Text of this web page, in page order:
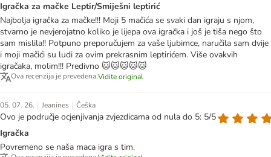
Igračka za mačke Leptir/Smiješni leptirić
Najbolja igračka za mačke!!! Moji 5 mačića se svaki dan igraju s njom,
stvarno je nevjerojatno koliko je lijepa ova igračka i još je tiša nego što
sam mislila!! Potpuno preporučujem za vaše ljubimce, naručila sam dvije
i moji mačići su ludi za ovim prekrasnim leptirićem. Više ovakvih
igračaka, molim!!! Predivno 🐱🐱🐱🐱🐱
Ova recenzija je prevedena.Vidite original
05. 07. 26. | Jeanines | Češka
Ovo je područje ocjenjivanja zvjezdicama od nula do 5: 5/5
Igračka
Povremeno se naša maca igra s tim.